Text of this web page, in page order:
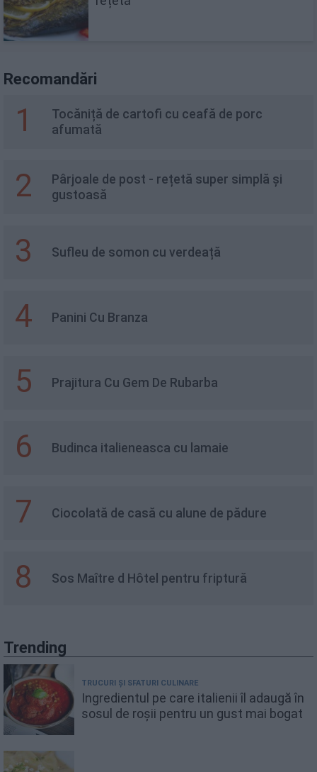
Recomandări
1
Tocăniță de cartofi cu ceafă de porc
afumată
2
Pârjoale de post - rețetă super simplă și
gustoasă
3 Sufleu de somon cu verdeață
4 Panini Cu Branza
5 Prajitura Cu Gem De Rubarba
6 Budinca italieneasca cu lamaie
7 Ciocolată de casă cu alune de pădure
8 Sos Maître d Hôtel pentru friptură
Trending
TRUCURI ȘI SFATURI CULINARE
Ingredientul pe care italienii îl adaugă în
sosul de roșii pentru un gust mai bogat